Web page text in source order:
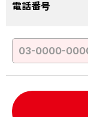
電話番号